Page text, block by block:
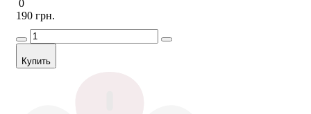
0
190 грн.
Купить